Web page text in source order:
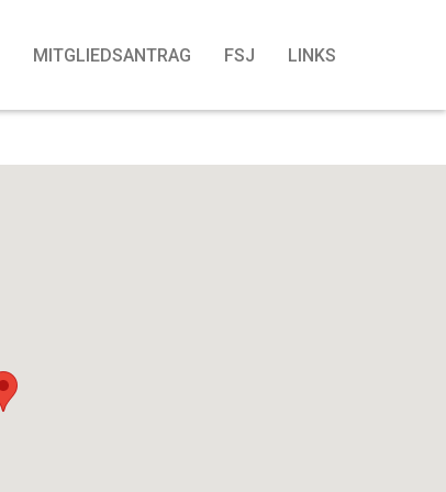
MITGLIEDSANTRAG FSJ LINKS